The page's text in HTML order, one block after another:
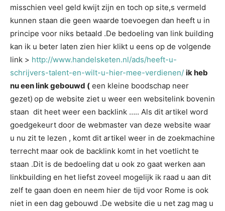
misschien veel geld kwijt zijn en toch op site,s vermeld
kunnen staan die geen waarde toevoegen dan heeft u in
principe voor niks betaald .De bedoeling van link building
kan ik u beter laten zien hier klikt u eens op de volgende
link > http://www.handelsketen.nl/ads/heeft-u-
schrijvers-talent-en-wilt-u-hier-mee-verdienen/ ik heb
nu een link gebouwd ( een kleine boodschap neer
gezet) op de website ziet u weer een websitelink bovenin
staan dit heet weer een backlink ….. Als dit artikel word
goedgekeurt door de webmaster van deze website waar
u nu zit te lezen , komt dit artikel weer in de zoekmachine
terrecht maar ook de backlink komt in het voetlicht te
staan .Dit is de bedoeling dat u ook zo gaat werken aan
linkbuilding en het liefst zoveel mogelijk ik raad u aan dit
zelf te gaan doen en neem hier de tijd voor Rome is ook
niet in een dag gebouwd .De website die u net zag mag u